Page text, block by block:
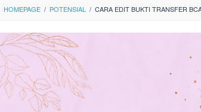
HOMEPAGE / POTENSIAL / CARA EDIT BUKTI TRANSFER